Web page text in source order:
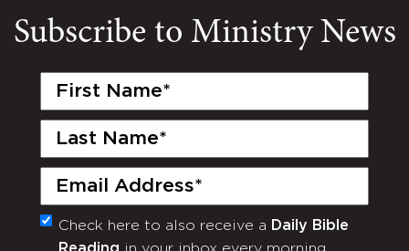
Subscribe to Ministry News
First
Last
Email
(Required)
Monthly
Check here to also receive a Daily Bible